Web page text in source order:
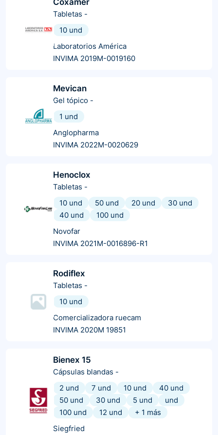
Tabletas -
10 und
Laboratorios América
INVIMA 2019M-0019160
Mevican
Gel tópico -
1 und
Anglopharma
INVIMA 2022M-0020629
Henoclox
Tabletas -
10 und
50 und 20 und
30 und
40 und
100 und
Novofar
INVIMA 2021M-0016896-R1
Rodiflex
Tabletas -
10 und
Comercializadora ruecam
INVIMA 2020M 19851
Bienex 15
Cápsulas blandas -
2 und
7 und 10 und
40 und
50 und
30 und 5 und
und
100 und
12 und + 1 más
Siegfried